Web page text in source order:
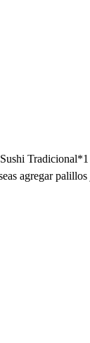
agregar palillos